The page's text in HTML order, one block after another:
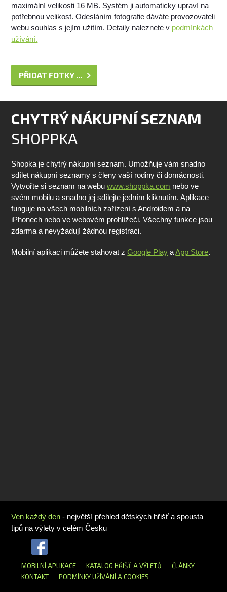
maximální velikosti 16 MB. Systém ji automaticky upraví na
potřebnou velikost. Odesláním fotografie dáváte provozovateli
webu souhlas s jejím užitím. Detaily naleznete v podmínkách
užívání.
PŘIDAT FOTKY ...
CHYTRÝ NÁKUPNÍ SEZNAM
SHOPPKA
Shopka je chytrý nákupní seznam. Umožňuje vám snadno
sdílet nákupní seznamy s členy vaší rodiny či domácnosti.
Vytvořte si seznam na webuwww.shoppka.com nebo ve
svém mobilu a snadno jej sdílejte jedním kliknutím. Aplikace
funguje na všech mobilních zařízení s Androidem a na
iPhonech nebo ve webovém prohlížeči. Všechny funkce jsou
zdarma a nevyžadují žádnou registraci.
Mobilní aplikaci můžete stahovat zGoogle Play aApp Store.
Ven každý den - největší přehled dětských hřišť a spousta
tipů na výlety v celém Česku
MOBILNÍ APLIKACE KATALOG HŘIŠŤA VÝLETŮ
ČLÁNKY
KONTAKT
PODMÍNKY UŽÍVÁNÍ A COOKIES